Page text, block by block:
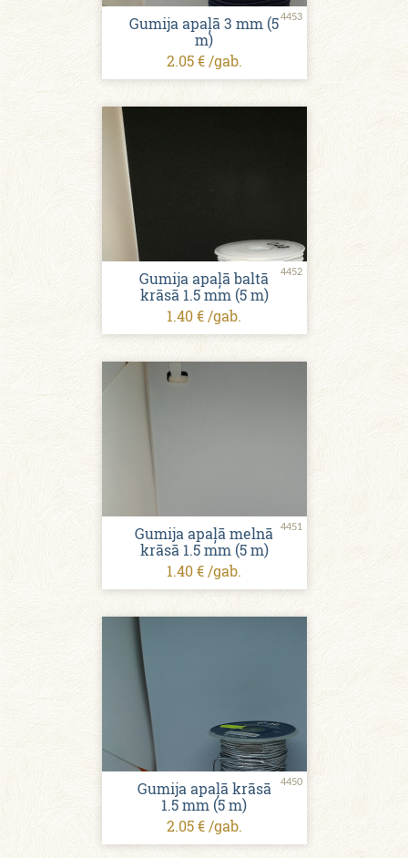
4453
Gumija apaļā 3 mm (5
m)
2.05 € /gab.
4452
Gumija apaļā baltā
krāsā 1.5 mm (5 m)
1.40 € /gab.
4451
Gumija apaļā melnā
krāsā 1.5 mm (5 m)
1.40 € /gab.
4450
Gumija apaļā krāsā
1.5 mm (5 m)
2.05 € /gab.